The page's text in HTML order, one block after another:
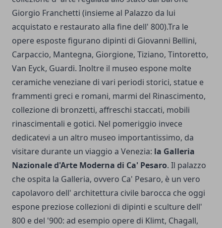
Giorgio Franchetti (insieme al Palazzo da lui
acquistato e restaurato alla fine dell' 800).Tra le
opere esposte figurano dipinti di Giovanni Bellini,
Carpaccio, Mantegna, Giorgione, Tiziano, Tintoretto,
Van Eyck, Guardi. Inoltre il museo espone molte
ceramiche veneziane di vari periodi storici, statue e
frammenti greci e romani, marmi del Rinascimento,
collezione di bronzetti, affreschi staccati, mobili
rinascimentali e gotici. Nel pomeriggio invece
dedicatevi a un altro museo importantissimo, da
visitare durante un viaggio a Venezia: la Galleria
Nazionale d'Arte Moderna di Ca' Pesaro. Il palazzo
che ospita la Galleria, ovvero Ca' Pesaro, è un vero
capolavoro dell' architettura civile barocca che oggi
espone preziose collezioni di dipinti e sculture dell'
800 e del '900: ad esempio opere di Klimt, Chagall,